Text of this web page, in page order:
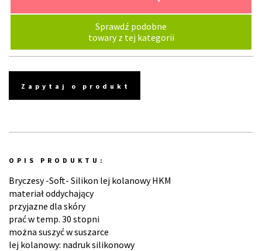
Sprawdź podobne
towary z tej kategorii
Zapytaj o produkt
OPIS PRODUKTU:
Bryczesy -Soft- Silikon lej kolanowy HKM
materiał oddychający
przyjazne dla skóry
prać w temp. 30 stopni
można suszyć w suszarce
lej kolanowy: nadruk silikonowy